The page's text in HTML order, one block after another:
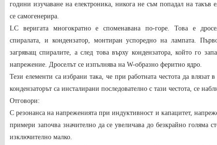
години изучаване на електроника, никога не съм попадал на такъв
се самогенерира.
LC веригата многократно е споменавана по-горе. Това е
спиралата, и кондензатор, монтиран успоредно на лампата.
загряващ спиралите, а след това върху кондензатора, който го
напрежение. Дроселът се изпълнява на W-образно феритно ядро.
Тези елементи са избрани така, че при работната честота да влязат
кондензаторът са инсталирани последователно с тази честота, се
Отговори:
С резонанса на напреженията при индуктивност и капацитет,
примери започва значително да се увеличава до безкрайно голяма
изключително малко.